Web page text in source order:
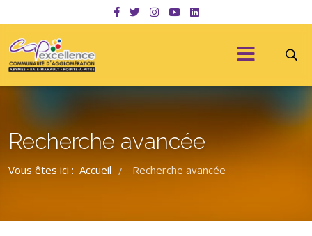
Recherche avancée
Vous êtes ici : Accueil / Recherche avancée